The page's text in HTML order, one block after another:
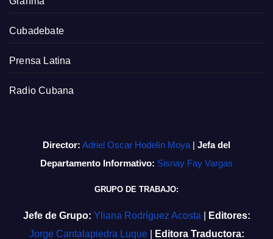
Cubadebate
Prensa Latina
Radio Cubana
Director: Adriel Oscar Hodelín Moya | Jefa del
Departamento Informativo: Sisnay Fay Vargas
GRUPO DE TRABAJO:
Jefe de Grupo: Yliana Rodríguez Acosta
Editores:
Jorge Cantalapiedra Luque
Editora Traductora: